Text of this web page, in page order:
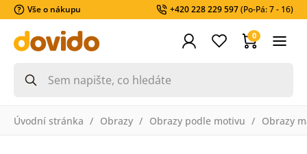
Vše o nákupu +420 228 229 597(Po-Pá: 7 - 16)
0
Úvodní stránka Obrazy Obrazy podle motivu Obrazy